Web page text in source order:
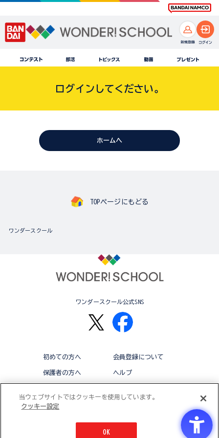
ログインしてください。
ホームへ
TOPページにもどる
ワンダースクール
ワンダースクール公式SNS
初めての方へ 会員登録について
保護者の方へ ヘルプ
© BANDAI CO.,LTD 2015 ALL RIGHTS RESERVED
当ウェブサイトではクッキーを使用しています。
クッキー設定
OK